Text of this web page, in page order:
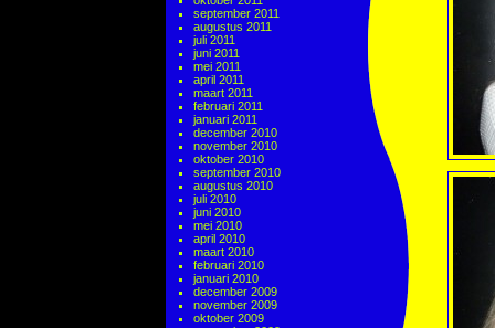
september 2011
augustus 2011
juli 2011
juni 2011
mei 2011
april 2011
maart 2011
februari 2011
januari 2011
december 2010
november 2010
oktober 2010
september 2010
augustus 2010
juli 2010
juni 2010
mei 2010
april 2010
maart 2010
februari 2010
januari 2010
december 2009
november 2009
oktober 2009